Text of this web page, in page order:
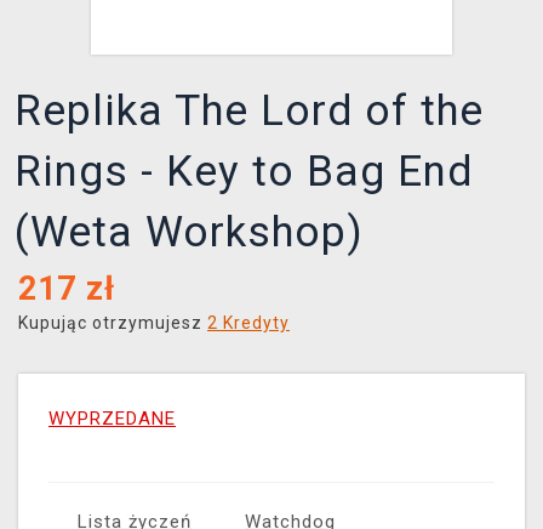
Replika The Lord of the
Rings - Key to Bag End
(Weta Workshop)
217 zł
Kupując otrzymujesz 2 Kredyty
WYPRZEDANE
Lista życzeń Watchdog